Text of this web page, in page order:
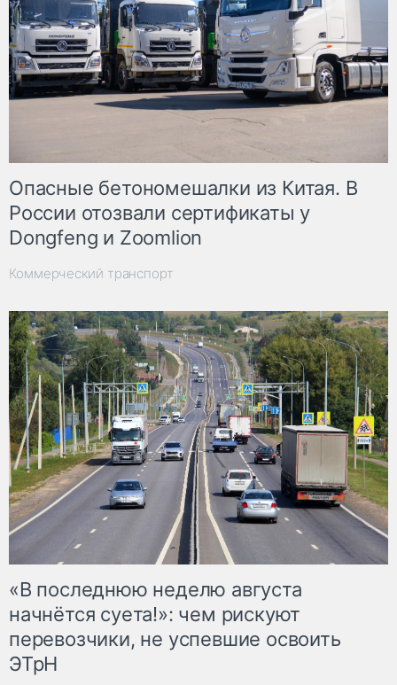
Опасные бетономешалки из Китая. В
России отозвали сертификаты у
Dongfeng и Zoomlion
Коммерческий транспорт
«В последнюю неделю августа
начнётся суета!»: чем рискуют
перевозчики, не успевшие освоить
ЭТрН